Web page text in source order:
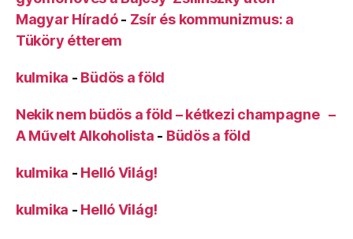
Magyar Híradó- Zsír és kommunizmus: a
Tüköry étterem
kulmika - Büdös a föld
Nekik nem büdös a föld – kétkezi champagne –
A Művelt Alkoholista - Büdös a föld
kulmika - Helló Világ!
kulmika - Helló Világ!